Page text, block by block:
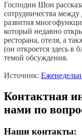
Господин Шон
сотрудничества
развития
который недавно
ресторана, отеля, а
(он откроется здесь в
темой обсуждения.
Источник:
Контактная
нами по
Наши контакты: